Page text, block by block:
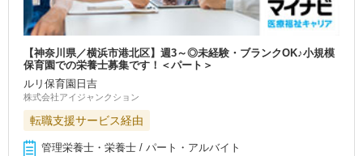
【神奈川県／横浜市港北区】週3～◎未経験・ブランクOK♪小規模
保育園での栄養士募集です！＜パート＞
ルリ保育園日吉
株式会社アイジャンクション
転職支援サービス経由
管理栄養士・栄養士 / パート・アルバイト